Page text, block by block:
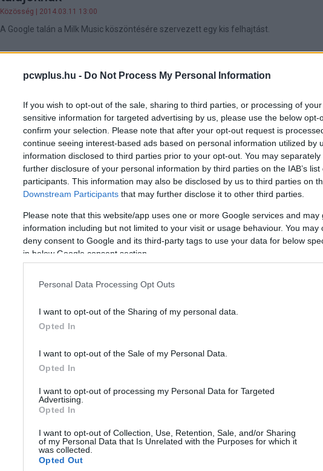
pcwplus.hu - Do Not Process My Personal Information
If you wish to opt-out of the sale, sharing to third parties, or processing of
sensitive information for targeted advertising by us, please use the below opt-
confirm your selection. Please note that after your opt-out request is
continue seeing interest-based ads based on personal information utilized by
information disclosed to third parties prior to your opt-out. You may
further disclosure of your personal information by third parties on the IAB’s list
participants. This information may also be disclosed by us to third parties on
Downstream Participants that may further disclose it to other third parties.
Please note that this website/app uses one or more Google services and may
information including but not limited to your visit or usage behaviour. You may
deny consent to Google and its third-party tags to use your data for below
in below Google consent section.
Personal Data Processing Opt Outs
I want to opt-out of the Sharing of my personal data.
Opted In
I want to opt-out of the Sale of my Personal Data.
Opted In
I want to opt-out of processing my Personal Data for Targeted
Advertising.
Opted In
I want to opt-out of Collection, Use, Retention, Sale, and/or Sharing
of my Personal Data that Is Unrelated with the Purposes for which it
was collected.
Opted Out
Közösség | 2014.03.11 13:00
A Google talán a Milk Music köszöntésére szervezett egy kis felhajtást.
| 2014.03.08 14:30
szolgáltatás.